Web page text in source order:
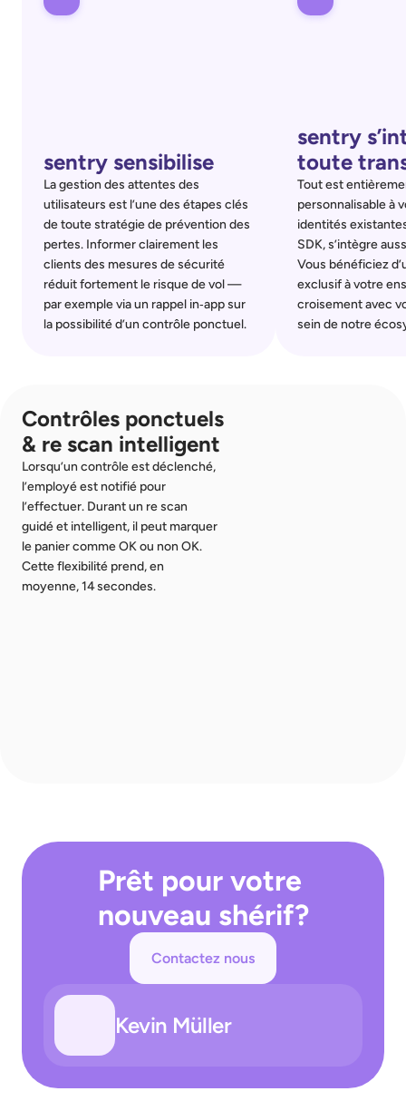
sentry sensibilise
La gestion des attentes des
utilisateurs est l’une des étapes clés
de toute stratégie de prévention des
pertes. Informer clairement les
clients des mesures de sécurité
réduit fortement le risque de vol —
par exemple via un rappel in‑app sur
la possibilité d’un contrôle ponctuel.
sentry
toute
Tout est
personnalisable à
identités
SDK, s’intègre
Vous bénéficiez
exclusif à votre
croisement avec
sein de notre
Contrôles ponctuels
& re scan intelligent
Lorsqu’un contrôle est déclenché,
l’employé est notifié pour
l’effectuer. Durant un re scan
guidé et intelligent, il peut marquer
le panier comme OK ou non OK.
Cette flexibilité prend, en
moyenne, 14 secondes.
Prêt pour votre
nouveau shérif?
Contactez nous
Kevin Müller